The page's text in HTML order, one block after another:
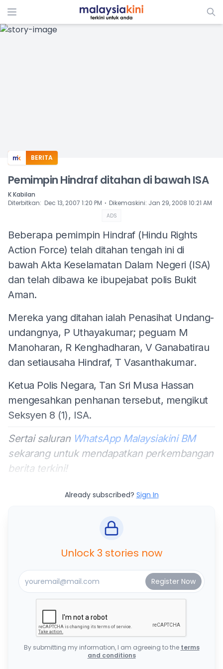
ADS
BERITA
Pemimpin Hindraf ditahan di bawah ISA
K Kabilan
Diterbitkan: Dec 13, 2007 1:20 PM ⋅ Dikemaskini: Jan 29, 2008 10:21 AM
ADS
Beberapa pemimpin Hindraf (Hindu Rights
Action Force) telah ditahan tengah ini di
bawah Akta Keselamatan Dalam Negeri (ISA)
dan telah dibawa ke ibupejabat polis Bukit
Aman.
Mereka yang ditahan ialah Penasihat Undang-
undangnya, P Uthayakumar; peguam M
Manoharan, R Kenghadharan, V Ganabatirau
dan setiausaha Hindraf, T Vasanthakumar.
Ketua Polis Negara, Tan Sri Musa Hassan
mengesahkan penhanan tersebut, mengikut
Seksyen 8 (1), ISA.
Sertai saluran WhatsApp Malaysiakini BM
sekarang untuk mendapatkan perkembangan
berita terkini!
Already subscribed? Sign In
Unlock 3 stories now
By submitting my information, I am agreeing to the terms
and conditions